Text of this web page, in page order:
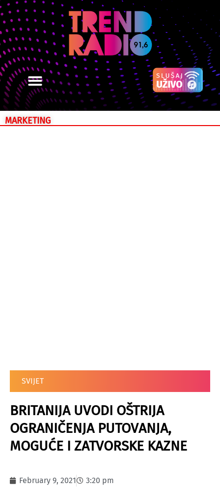
MARKETING
SVIJET
BRITANIJA UVODI OŠTRIJA
OGRANIČENJA PUTOVANJA,
MOGUĆE I ZATVORSKE KAZNE
February 9, 2021 3:20 pm